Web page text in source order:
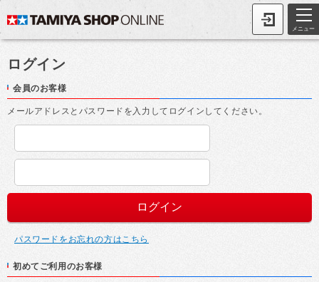
メニュー
ログイン
会員のお客様
メールアドレスとパスワードを入力してログインしてください。
パスワードをお忘れの方はこちら
初めてご利用のお客様